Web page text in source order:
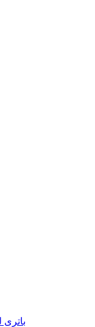
باتری